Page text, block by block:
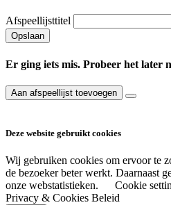
Afspeellijsttitel
Opslaan
Er ging iets mis. Probeer het later
Aan afspeellijst toevoegen
Deze website gebruikt cookies
Wij gebruiken cookies om ervoor te
de bezoeker beter werkt. Daarnaast
onze webstatistieken.
Cookie
Privacy & Cookies Beleid